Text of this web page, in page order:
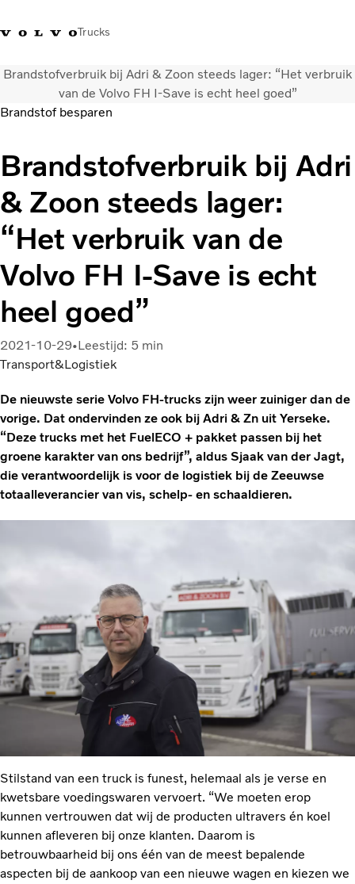
Trucks
ContactKennis vergroten MerchandiseInloggenNederland
CO2-reductie
Trucks
Truck Builder
Services
Dealer locator
Nieuws
Over ons
Brandstofverbruik bij Adri & Zoon steeds lager: “Het verbruik
van de Volvo FH I-Save is echt heel goed”
Brandstof besparen
Brandstofverbruik bij Adri
& Zoon steeds lager:
“Het verbruik van de
Volvo FH I-Save is echt
heel goed”
2021-10-29 Leestijd: 5 min
Transport&Logistiek
De nieuwste serie Volvo FH-trucks zijn weer zuiniger dan de
vorige. Dat ondervinden ze ook bij Adri & Zn uit Yerseke.
“Deze trucks met het FuelECO + pakket passen bij het
groene karakter van ons bedrijf”, aldus Sjaak van der Jagt,
die verantwoordelijk is voor de logistiek bij de Zeeuwse
totaalleverancier van vis, schelp- en schaaldieren.
Stilstand van een truck is funest, helemaal als je verse en
kwetsbare voedingswaren vervoert. “We moeten erop
kunnen vertrouwen dat wij de producten ultravers én koel
kunnen afleveren bij onze klanten. Daarom is
betrouwbaarheid bij ons één van de meest bepalende
aspecten bij de aankoop van een nieuwe wagen en kiezen we